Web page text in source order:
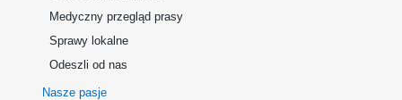
Medyczny przegląd prasy
Sprawy lokalne
Odeszli od nas
Nasze pasje